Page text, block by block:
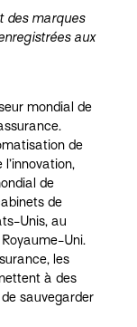
des marques
aux
mondial de
de
de
de
Unis, au
Uni.
les
à des
sauvegarder